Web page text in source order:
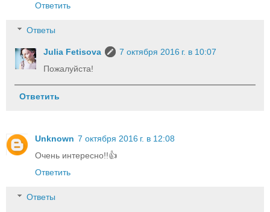
Ответить
Ответы
Julia Fetisova
7 октября 2016 г. в 10:07
Пожалуйста!
Ответить
Unknown 7 октября 2016 г. в 12:08
Очень интересно!!👍
Ответить
Ответы